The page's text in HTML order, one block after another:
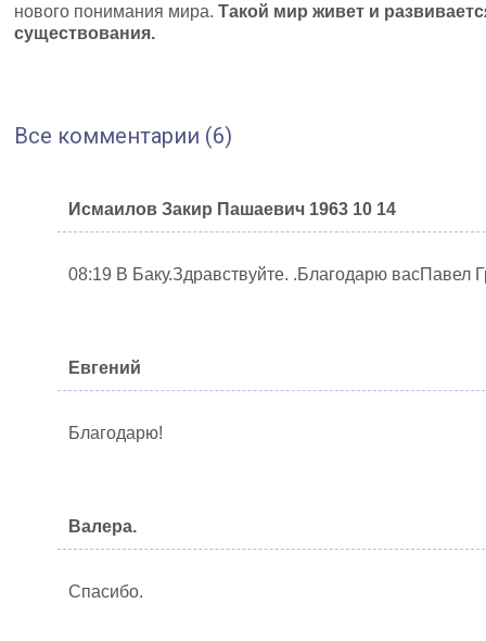
нового понимания мира. Такой мир живет и
существования.
Все комментарии (6)
Исмаилов Закир Пашаевич 1963 10 14
08:19 В Баку.Здравствуйте. .Благодарю васПавел
Евгений
Благодарю!
Валера.
Спасибо.